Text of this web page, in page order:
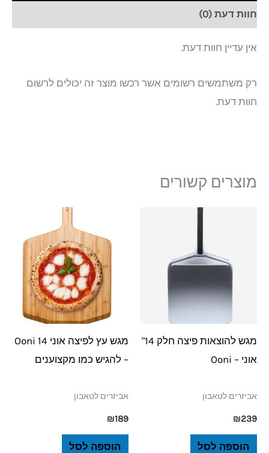
חוות דעת (0)
אין עדיין חוות דעת.
רק משתמשים רשומים אשר רכשו מוצר זה יכולים לרשום
חוות דעת.
מוצרים קשורים
מגש להוצאות פיצה חלק 14"
אוני – Ooni
אביזרים לטאבון
₪239
הוספה לסל
מגש עץ לפיצה אוני 14 Ooni
– להגיש כמו מקצוענים
אביזרים לטאבון
₪189
הוספה לסל